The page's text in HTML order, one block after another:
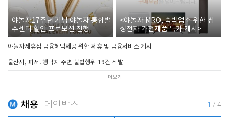
야놀자17주년 기념 야놀자 통합발
주센터 할인 프로모션 진행
<야놀자 MRO, 숙박업소 위한 삼
성전자 가전제품 특가 개시>
야놀자제휴점 금융혜택제공 위한 제휴 및 금융서비스 게시
울산시, 피서․행락지 주변 불법행위 19건 적발
더보기
채용 메인박스 1 / 4